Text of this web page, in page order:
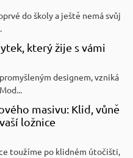
do školy a ještě nemá svůj
který žije s vámi
designem, vzniká
masivu: Klid, vůně
ložnice
toužíme po klidném útočišti,